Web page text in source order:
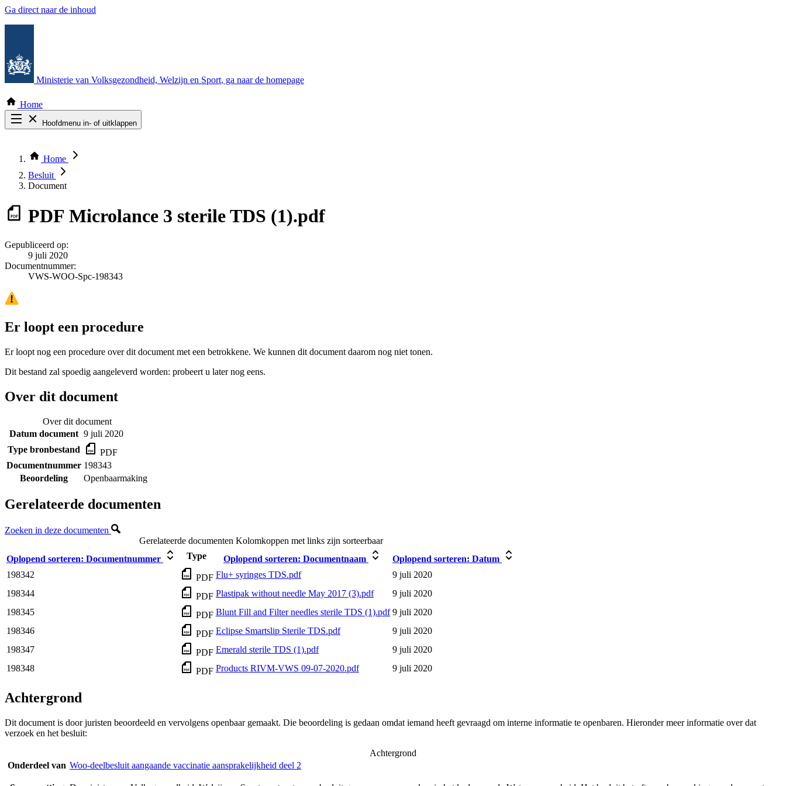
Ga direct naar de inhoud
Ministerie van Volksgezondheid, Welzijn en Sport, ga naar de homepage
Home
Hoofdmenu in- of uitklappen
Thema COVID-19
Bekijk per bestuursorgaan
Home
Besluit
Document
PDF Microlance 3 sterile TDS (1).pdf
Gepubliceerd op:
9 juli 2020
Documentnummer:
VWS-WOO-Spc-198343
Er loopt een procedure
Er loopt nog een procedure over dit document met een betrokkene. We kunnen dit document daarom nog niet tonen.
Dit bestand zal spoedig aangeleverd worden: probeert u later nog eens.
Over dit document
Over dit document
Datum document 9 juli 2020
Type bronbestand
PDF
Documentnummer 198343
Beoordeling
Openbaarmaking
Gerelateerde documenten
Zoeken in deze documenten
Gerelateerde documenten Kolomkoppen met links zijn sorteerbaar
Oplopend sorteren: Documentnummer Type Oplopend sorteren: Documentnaam Oplopend sorteren: Datum
198342
PDF Flu+ syringes TDS.pdf
9 juli 2020
198344
PDF Plastipak without needle May 2017 (3).pdf
9 juli 2020
198345
PDF Blunt Fill and Filter needles sterile TDS (1).pdf 9 juli 2020
198346
PDF Eclipse Smartslip Sterile TDS.pdf
9 juli 2020
198347
PDF Emerald sterile TDS (1).pdf
9 juli 2020
198348
PDF Products RIVM-VWS 09-07-2020.pdf 9 juli 2020
Achtergrond
Dit document is door juristen beoordeeld en vervolgens openbaar gemaakt. Die beoordeling is gedaan omdat iemand heeft gevraagd om interne informatie te openbaren. Hieronder meer informatie over dat
verzoek en het besluit:
Achtergrond
Onderdeel van Woo-deelbesluit aangaande vaccinatie aansprakelijkheid deel 2